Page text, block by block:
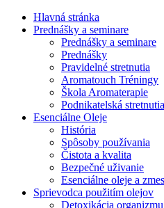
Hlavná stránka
Prednášky a seminare
Prednášky a seminare
Prednášky
Pravidelné stretnutia
Aromatouch Tréningy
Škola Aromaterapie
Podnikatelská stretnutia
Esenciálne Oleje
História
Spôsoby používania
Čistota a kvalita
Bezpečné uživanie
Esenciálne oleje a
Sprievodca použitím olejov
Detoxikácia organizmu